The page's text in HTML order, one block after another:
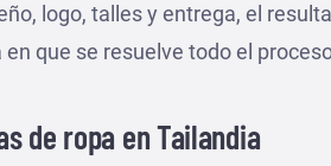
logo, talles y entrega, el
en que se resuelve todo el
de ropa en Tailandia